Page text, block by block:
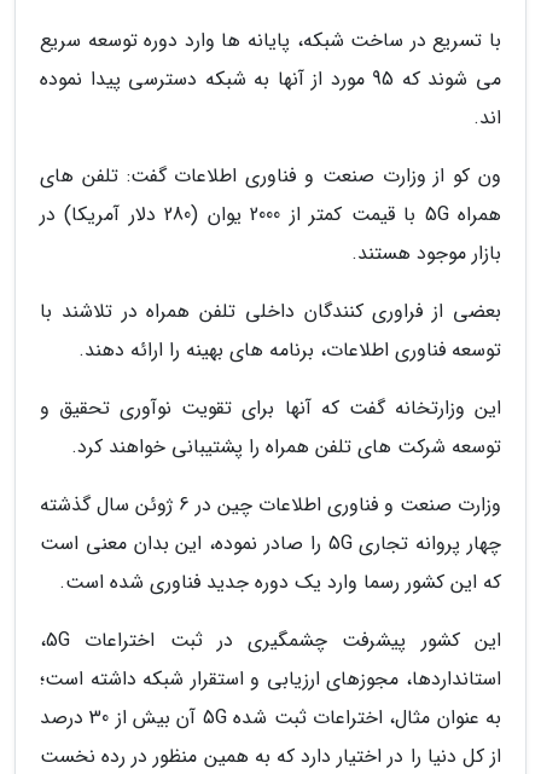
با تسریع در ساخت شبکه، پایانه ها وارد دوره توسعه سریع
می شوند که 95 مورد از آنها به شبکه دسترسی پیدا نموده
اند.
ون کو از وزارت صنعت و فناوری اطلاعات گفت: تلفن های
همراه 5G با قیمت کمتر از 2000 یوان (280 دلار آمریکا) در
بازار موجود هستند.
بعضی از فراوری کنندگان داخلی تلفن همراه در تلاشند با
توسعه فناوری اطلاعات، برنامه های بهینه را ارائه دهند.
این وزارتخانه گفت که آنها برای تقویت نوآوری تحقیق و
توسعه شرکت های تلفن همراه را پشتیبانی خواهند کرد.
وزارت صنعت و فناوری اطلاعات چین در 6 ژوئن سال گذشته
چهار پروانه تجاری 5G را صادر نموده، این بدان معنی است
که این کشور رسما وارد یک دوره جدید فناوری شده است.
این کشور پیشرفت چشمگیری در ثبت اختراعات 5G،
استانداردها، مجوزهای ارزیابی و استقرار شبکه داشته است؛
به عنوان مثال، اختراعات ثبت شده 5G آن بیش از 30 درصد
از کل دنیا را در اختیار دارد که به همین منظور در رده نخست